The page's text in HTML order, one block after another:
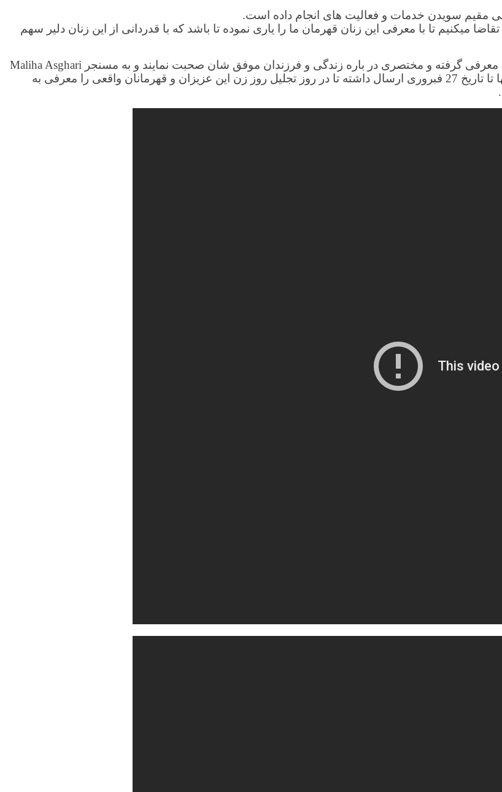
مقیم سویدن خدمات و فعالیت های انجام داده است.
میکنیم تا با معرفی این زنان قهرمان ما را یاری نموده تا باشد که با قدردانی از این زنان دلیر سهم
• عزیزان می‌توانند از طریق پیام صوتی و یا ویدئوهای کوتاه خود را به معرفی گرفته و مختصری در باره زندگی و فرزندان موفق شان صحبت نمایند و به مسنجر Maliha Asghari
و یا ایمیل aryana70@hotmail.com مسئول شورای زنان انجمن افغانها تا تاریخ 27 فبروری ارسال داشته تا در روز تجلیل روز زن این عزیزان و قهرمانان واقعی را معرفی به